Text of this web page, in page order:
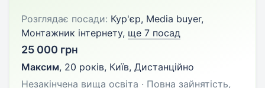
Розглядає посади: Кур'єр, Media buyer,
Монтажник інтернету, ще 7 посад
25 000 грн
Максим, 20 років, Київ, Дистанційно
Незакінчена вища освіта · Повна зайнятість,